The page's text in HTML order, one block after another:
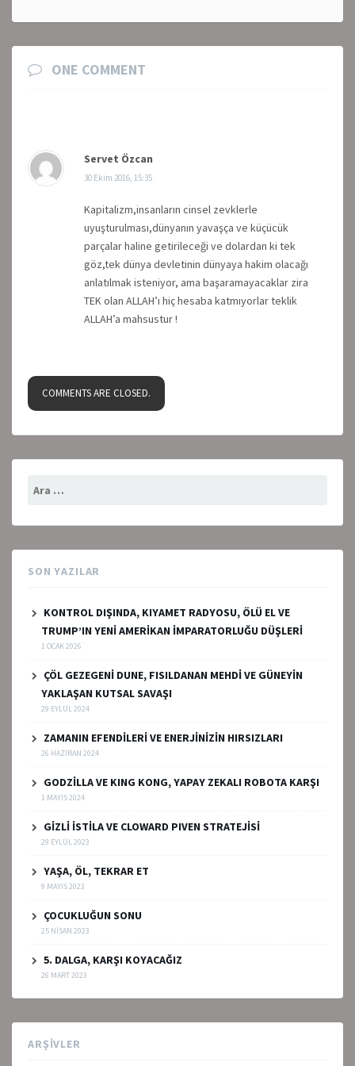
ONE COMMENT
Servet Özcan
30 Ekim 2016, 15:35
Kapitalizm,insanların cinsel zevklerle
uyuşturulması,dünyanın yavaşça ve küçücük
parçalar haline getirileceği ve dolardan ki tek
göz,tek dünya devletinin dünyaya hakim olacağı
anlatılmak isteniyor, ama başaramayacaklar zira
TEK olan ALLAH’ı hiç hesaba katmıyorlar teklik
ALLAH’a mahsustur !
COMMENTS ARE CLOSED.
SON YAZILAR
KONTROL DIŞINDA, KIYAMET RADYOSU, ÖLÜ EL VE
TRUMP’IN YENİ AMERİKAN İMPARATORLUĞU DÜŞLERİ
1 OCAK 2026
ÇÖL GEZEGENİ DUNE, FISILDANAN MEHDİ VE GÜNEYİN
YAKLAŞAN KUTSAL SAVAŞI
29 EYLÜL 2024
ZAMANIN EFENDİLERİ VE ENERJİNİZİN HIRSIZLARI
26 HAZIRAN 2024
GODZİLLA VE KING KONG, YAPAY ZEKALI ROBOTA KARŞI
1 MAYIS 2024
GİZLİ İSTİLA VE CLOWARD PIVEN STRATEJİSİ
29 EYLÜL 2023
YAŞA, ÖL, TEKRAR ET
9 MAYIS 2023
ÇOCUKLUĞUN SONU
25 NISAN 2023
5. DALGA, KARŞI KOYACAĞIZ
26 MART 2023
ARŞIVLER